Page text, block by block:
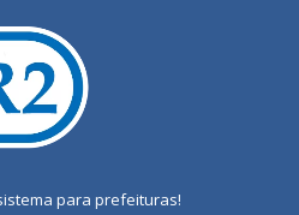
para prefeituras!